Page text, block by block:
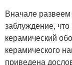
Вначале
заблуждение,
керамический
керамического
приведена